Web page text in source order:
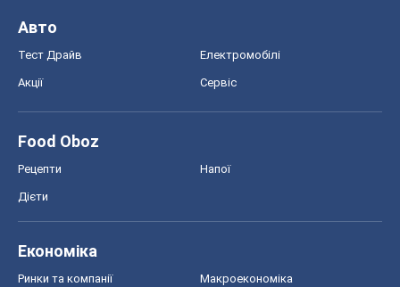
Авто
Тест Драйв Електромобілі
Акції Сервіс
Food Oboz
Рецепти Напої
Дієти
Економіка
Ринки та компанії Макроекономіка